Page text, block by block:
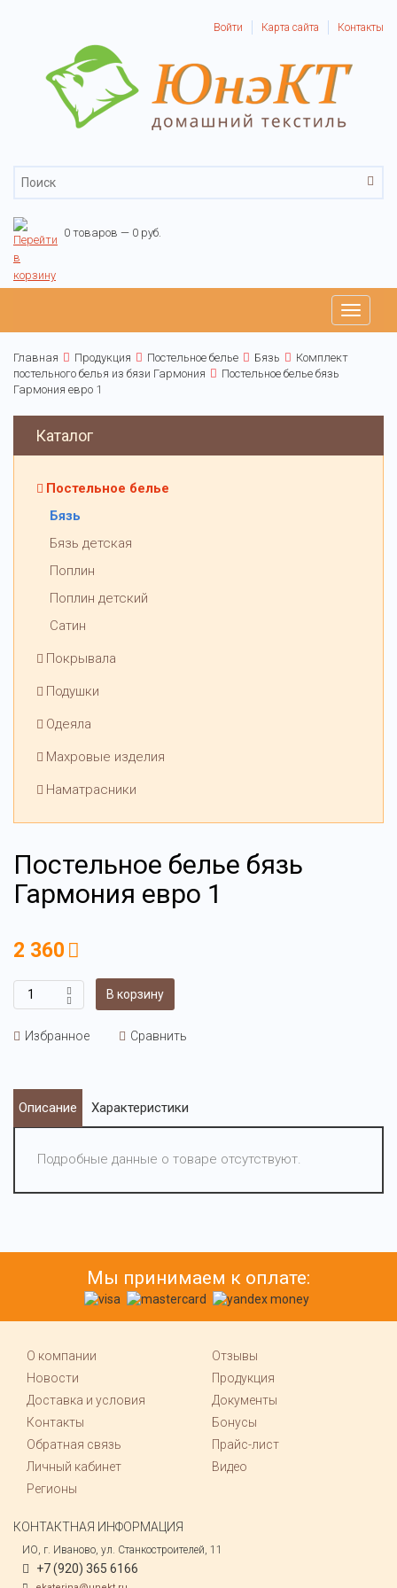
Войти Карта сайта Контакты
0 товаров — 0 руб.
Toggle
Главная Продукция Постельное белье Бязь
Комплект
постельного белья из бязи Гармония
Постельное белье бязь
Гармония евро 1
Каталог
Постельное белье
Бязь
Бязь детская
Поплин
Поплин детский
Сатин
Покрывала
Подушки
Одеяла
Махровые изделия
Наматрасники
Постельное белье бязь
Гармония евро 1
2 360
В корзину
Избранное Сравнить
Описание Характеристики
Подробные данные о товаре отсутствуют.
Мы принимаем к оплате:
О компании
Отзывы
Новости
Продукция
Доставка и условия
Документы
Контакты
Бонусы
Обратная связь
Прайс-лист
Личный кабинет
Видео
Регионы
КОНТАКТНАЯ ИНФОРМАЦИЯ
ИО, г. Иваново, ул. Станкостроителей, 11
+7 (920) 365 6166